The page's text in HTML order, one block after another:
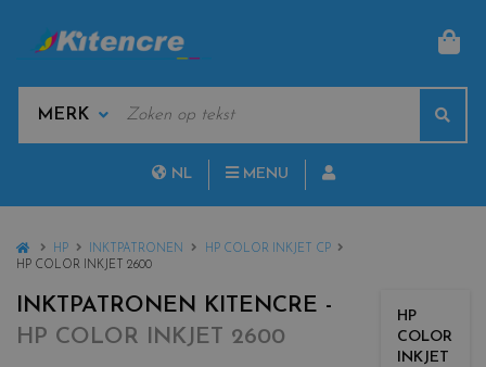
MANUFACTURERS
NL MENU
HOME
HP INKTPATRONEN
HP COLOR INKJET CP
HP COLOR INKJET 2600
INKTPATRONEN KITENCRE -
HP COLOR INKJET 2600
HP
COLOR
INKJET